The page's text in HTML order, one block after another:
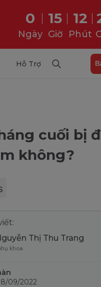
0
Ngày
15
Giờ
12
Phút
Hỗ Trợ
cuối bị
không?
Thị Thu Trang
khoa
09/2022